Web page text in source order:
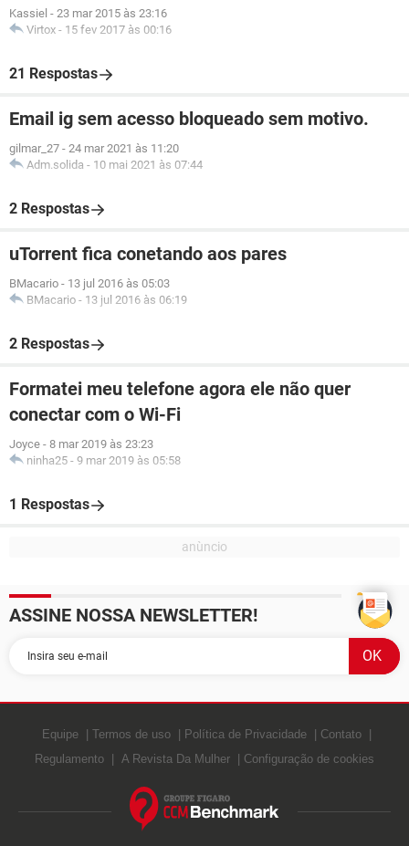
Kassiel - 23 mar 2015 às 23:16
Virtox - 15 fev 2017 às 00:16
21 Respostas
Email ig sem acesso bloqueado sem motivo.
gilmar_27 - 24 mar 2021 às 11:20
Adm.solida - 10 mai 2021 às 07:44
2 Respostas
uTorrent fica conetando aos pares
BMacario - 13 jul 2016 às 05:03
BMacario - 13 jul 2016 às 06:19
2 Respostas
Formatei meu telefone agora ele não quer
conectar com o Wi-Fi
Joyce - 8 mar 2019 às 23:23
ninha25 - 9 mar 2019 às 05:58
1 Respostas
ASSINE NOSSA NEWSLETTER!
Equipe Termos de uso Política de Privacidade
Contato
Regulamento
A Revista Da Mulher Configuração de cookies